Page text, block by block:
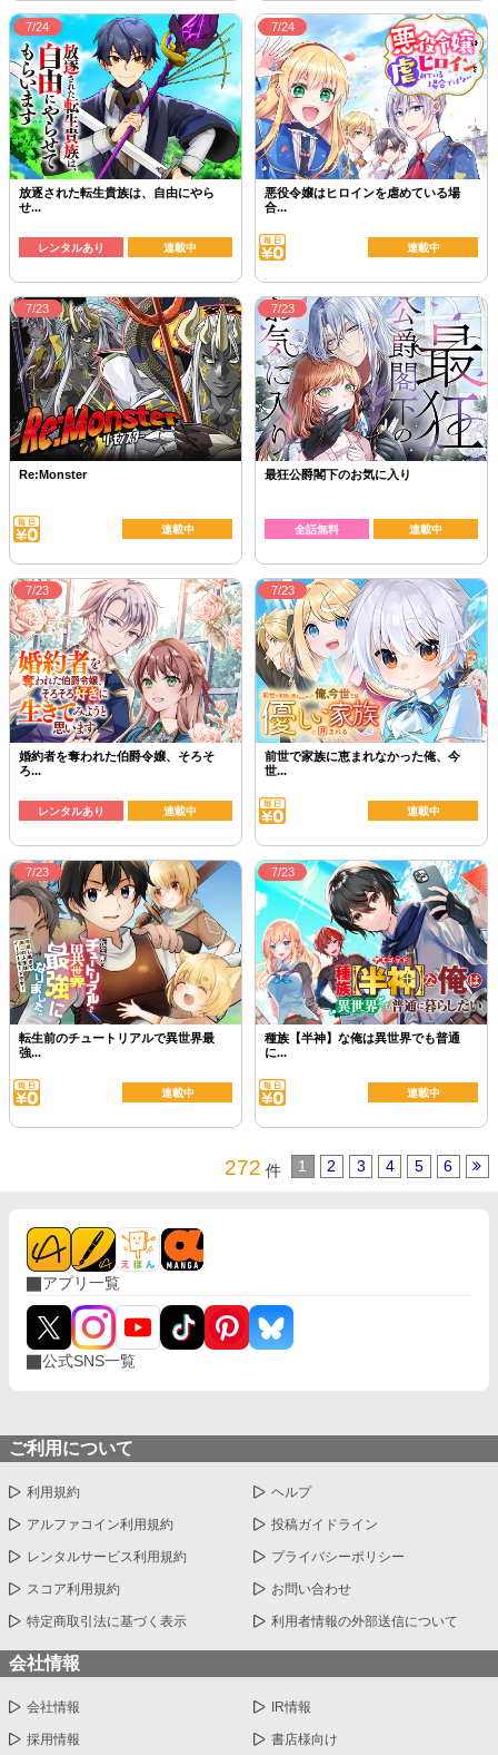
7/24
放逐された転生貴族は、自由にやら
せ...
レンタルあり 連載中
7/24
悪役令嬢はヒロインを虐めている場
合...
連載中
7/23
Re:Monster
連載中
7/23
最狂公爵閣下のお気に入り
全話無料 連載中
7/23
婚約者を奪われた伯爵令嬢、そろそ
ろ...
レンタルあり 連載中
7/23
前世で家族に恵まれなかった俺、今
世...
連載中
7/23
転生前のチュートリアルで異世界最
強...
連載中
7/23
種族【半神】な俺は異世界でも普通
に...
連載中
272 件 1 2 3 4 5 6
アプリ一覧
公式SNS一覧
ご利用について
利用規約 ヘルプ
アルファコイン利用規約 投稿ガイドライン
レンタルサービス利用規約 プライバシーポリシー
スコア利用規約 お問い合わせ
特定商取引法に基づく表示 利用者情報の外部送信について
会社情報
会社情報 IR情報
採用情報 書店様向け